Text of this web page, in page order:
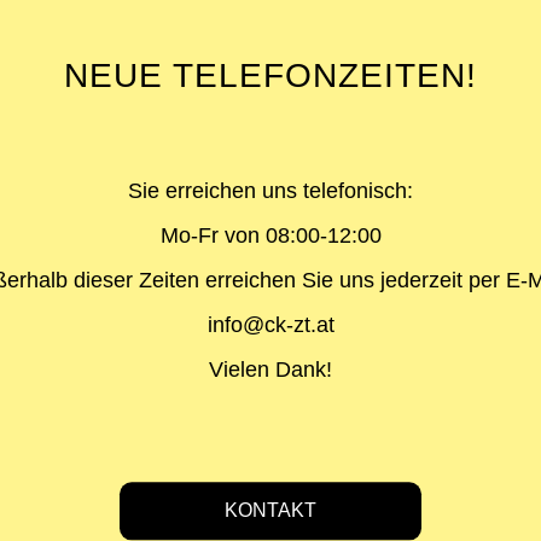
NEUE TELEFONZEITEN!
Sie erreichen uns telefonisch:
Mo-Fr von 08:00-12:00
dieser Zeiten erreichen Sie uns jederzeit per E-
info@ck-zt.at
Vielen Dank!